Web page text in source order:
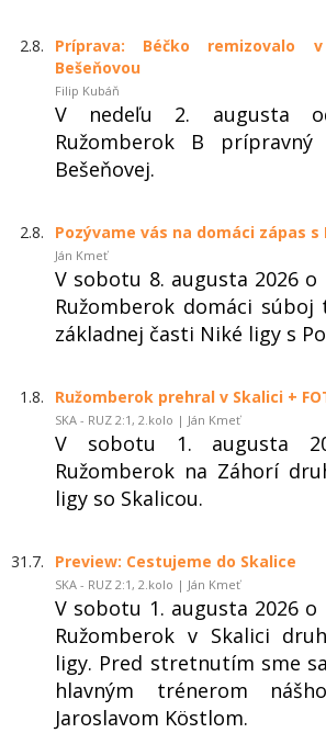
2.8.
Príprava: Béčko remizovalo
Bešeňovou
Filip Kubáň
V nedeľu 2. augusta
Ružomberok B
Bešeňovej.
2.8. Pozývame vás na domáci zápas s
Ján Kmeť
V sobotu 8. augusta 2026 o
Ružomberok domáci
základnej časti Niké ligy s
1.8. Ružomberok prehral v Skalici +
SKA - RUZ 2:1, 2.kolo | Ján Kmeť
V sobotu 1. augusta
Ružomberok na Záhorí
ligy so Skalicou.
31.7. Preview: Cestujeme do Skalice
SKA - RUZ 2:1, 2.kolo | Ján Kmeť
V sobotu 1. augusta 2026 o
Ružomberok v Skalici
ligy. Pred stretnutím sme
hlavným trénerom
Jaroslavom Köstlom.